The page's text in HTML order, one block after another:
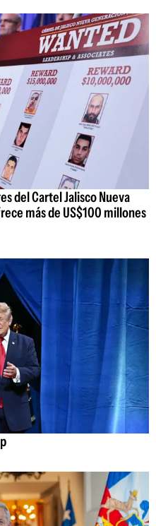
del Cartel Jalisco Nueva
más de US$100 millones